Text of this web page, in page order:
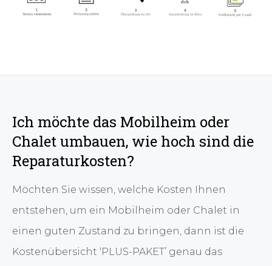
Ich möchte das Mobilheim oder
Chalet umbauen, wie hoch sind die
Reparaturkosten?
Möchten Sie wissen, welche Kosten Ihnen
entstehen, um ein Mobilheim oder Chalet in
einen guten Zustand zu bringen, dann ist die
Kostenübersicht ‘PLUS-PAKET’ genau das